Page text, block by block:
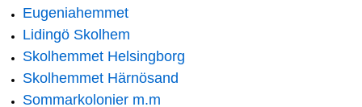
Eugeniahemmet
Lidingö Skolhem
Skolhemmet Helsingborg
Skolhemmet Härnösand
Sommarkolonier m.m